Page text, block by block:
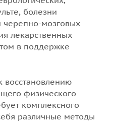
болезни
черепно-мозговых
лекарственных
в поддержке
восстановлению
физического
комплексного
различные методы